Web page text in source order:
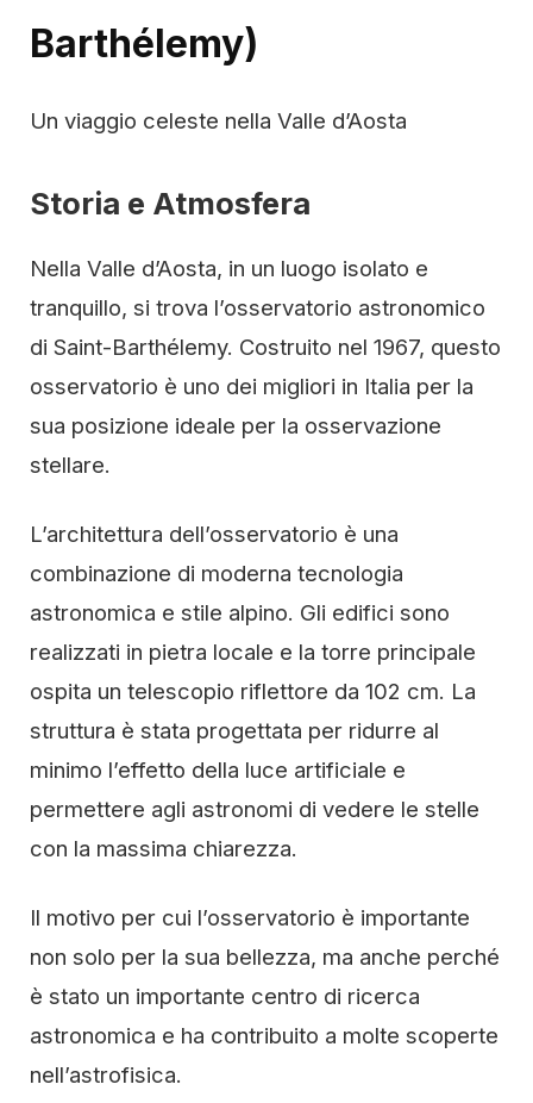
Barthélemy)
Un viaggio celeste nella Valle d’Aosta
Storia e Atmosfera
Nella Valle d’Aosta, in un luogo isolato e
tranquillo, si trova l’osservatorio astronomico
di Saint-Barthélemy. Costruito nel 1967, questo
osservatorio è uno dei migliori in Italia per la
sua posizione ideale per la osservazione
stellare.
L’architettura dell’osservatorio è una
combinazione di moderna tecnologia
astronomica e stile alpino. Gli edifici sono
realizzati in pietra locale e la torre principale
ospita un telescopio riflettore da 102 cm. La
struttura è stata progettata per ridurre al
minimo l’effetto della luce artificiale e
permettere agli astronomi di vedere le stelle
con la massima chiarezza.
Il motivo per cui l’osservatorio è importante
non solo per la sua bellezza, ma anche perché
è stato un importante centro di ricerca
astronomica e ha contribuito a molte scoperte
nell’astrofisica.